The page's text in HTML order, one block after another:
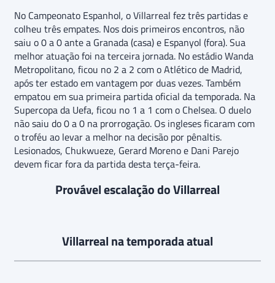
No Campeonato Espanhol, o Villarreal fez três partidas e
colheu três empates. Nos dois primeiros encontros, não
saiu o 0 a 0 ante a Granada (casa) e Espanyol (fora). Sua
melhor atuação foi na terceira jornada. No estádio Wanda
Metropolitano, ficou no 2 a 2 com o Atlético de Madrid,
após ter estado em vantagem por duas vezes. Também
empatou em sua primeira partida oficial da temporada. Na
Supercopa da Uefa, ficou no 1 a 1 com o Chelsea. O duelo
não saiu do 0 a 0 na prorrogação. Os ingleses ficaram com
o troféu ao levar a melhor na decisão por pênaltis.
Lesionados, Chukwueze, Gerard Moreno e Dani Parejo
devem ficar fora da partida desta terça-feira.
Provável escalação do Villarreal
Villarreal na temporada atual